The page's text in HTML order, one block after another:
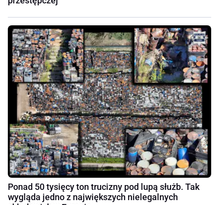
Ponad 50 tysięcy ton trucizny pod lupą służb. Tak
wygląda jedno z największych nielegalnych